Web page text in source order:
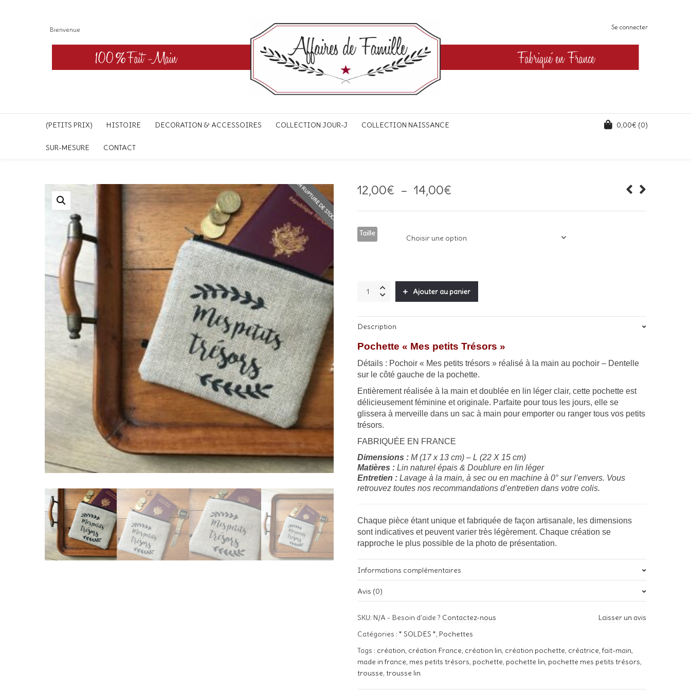
Bienvenue Se connecter
(PETITS PRIX) HISTOIRE DECORATION & ACCESSOIRES COLLECTION JOUR-J COLLECTION NAISSANCE
SUR-MESURE CONTACT
0,00€ (0)
EN RUPTURE DE STOCK 12,00€ – 14,00€
prix :
à
14,00€
Taille
Pochette
"Mes
trésors"
-
quantity
Ajouter au panier
Description
Pochette « Mes petits Trésors »
Détails : Pochoir « Mes petits trésors » réalisé à la main au pochoir – Dentelle
sur le côté gauche de la pochette.
Entièrement réalisée à la main et doublée en lin léger clair, cette pochette est
délicieusement féminine et originale. Parfaite pour tous les jours, elle se
glissera à merveille dans un sac à main pour emporter ou ranger tous vos petits
trésors.
FABRIQUÉE EN FRANCE
Dimensions : M (17 x 13 cm) – L (22 X 15 cm)
Matières : Lin naturel épais & Doublure en lin léger
Entretien : Lavage à la main, à sec ou en machine à 0° sur l’envers. Vous
retrouvez toutes nos recommandations d’entretien dans votre colis.
Chaque pièce étant unique et fabriquée de façon artisanale, les dimensions
sont indicatives et peuvent varier très légèrement. Chaque création se
rapproche le plus possible de la photo de présentation.
Informations complémentaires
Poids 0,02 kg
Taille M, L
Avis (0)
Votre note*
SKU: N/A - Besoin d'aide ? Contactez-nous
Laisser un avis
Catégories :* SOLDES *,Pochettes
Tags : création, création France, création lin, création pochette, créatrice,fait-main,
made in france, mes petits trésors, pochette, pochette lin, pochette mes petits trésors,
trousse,trousse lin